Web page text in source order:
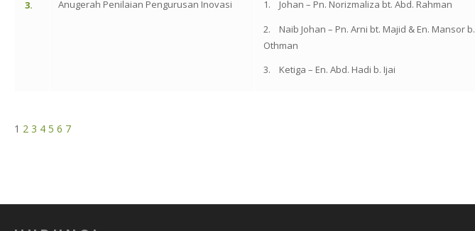
3. Anugerah Penilaian Pengurusan Inovasi
1. Johan – Pn. Norizmaliza bt. Abd. Rahman
2. Naib Johan – Pn. Arni bt. Majid & En. Mansor b.
Othman
3. Ketiga – En. Abd. Hadi b. Ijai
1 2 3 4 5 6 7